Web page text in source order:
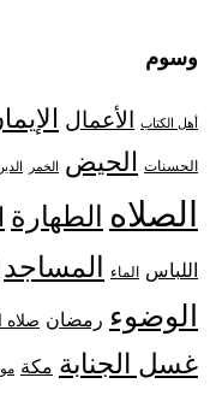
وسوم
أهل الكتاب الأعمال
الحسنات الحيض الخمر
الصلاه الطهارة
اللباس الماء المساجد
الوضوء رمضان صلاه
غسل الجنابة مكة